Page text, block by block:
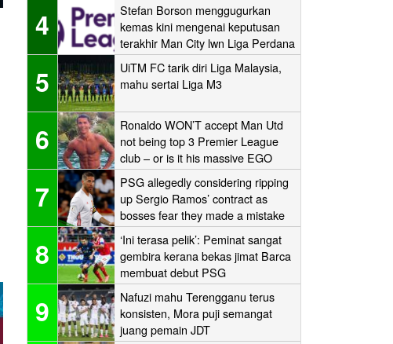
4
Stefan Borson menggugurkan
kemas kini mengenai keputusan
terakhir Man City lwn Liga Perdana
5
UiTM FC tarik diri Liga Malaysia,
mahu sertai Liga M3
6
Ronaldo WON’T accept Man Utd
not being top 3 Premier League
club – or is it his massive EGO
speaking?
7
PSG allegedly considering ripping
up Sergio Ramos’ contract as
bosses fear they made a mistake
signing the Real Madrid icon
8
‘Ini terasa pelik’: Peminat sangat
gembira kerana bekas jimat Barca
membuat debut PSG
9
Nafuzi mahu Terengganu terus
konsisten, Mora puji semangat
juang pemain JDT